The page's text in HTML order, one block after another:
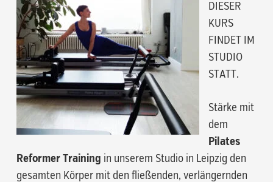
DIESER
KURS
FINDET IM
STUDIO
STATT.
Stärke mit
dem
Pilates
Reformer Training in unserem Studio in Leipzig den
gesamten Körper mit den fließenden, verlängernden